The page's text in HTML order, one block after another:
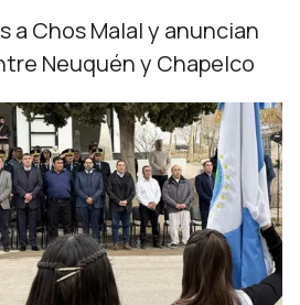
a Chos Malal y anuncian
Neuquén y Chapelco